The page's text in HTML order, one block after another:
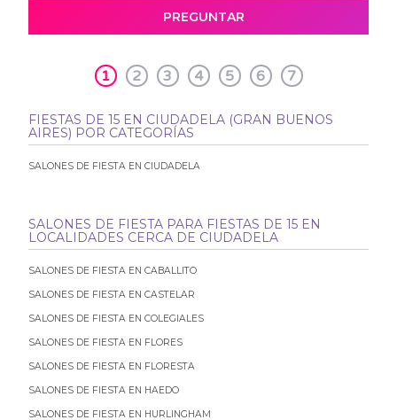
PREGUNTAR
1 2 3 4 5 6 7
FIESTAS DE 15 EN CIUDADELA (GRAN BUENOS
AIRES) POR CATEGORÍAS
SALONES DE FIESTA EN CIUDADELA
SALONES DE FIESTA PARA FIESTAS DE 15 EN
LOCALIDADES CERCA DE CIUDADELA
SALONES DE FIESTA EN CABALLITO
SALONES DE FIESTA EN CASTELAR
SALONES DE FIESTA EN COLEGIALES
SALONES DE FIESTA EN FLORES
SALONES DE FIESTA EN FLORESTA
SALONES DE FIESTA EN HAEDO
SALONES DE FIESTA EN HURLINGHAM